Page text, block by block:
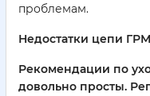
проблемам.
Недостатки цепи ГРМ
Рекомендации по
довольно просты.